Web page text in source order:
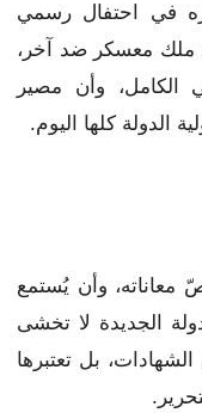
في احتفال رسمي
ملك معسكر ضد آخر،
وأن مصير
الدولة كلها اليوم.
معاناته، وأن يُستمع
الجديدة لا تخشى
بل تعتبرها